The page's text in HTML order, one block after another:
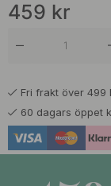
Svart/
459 kr
Fri frakt över 499
60 dagars öppet